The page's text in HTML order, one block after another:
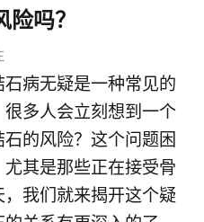
吗？
病无疑是一种常见的
多人会立刻想到一个
的风险？这个问题困
其是那些正在接受骨
我们就来揭开这个疑